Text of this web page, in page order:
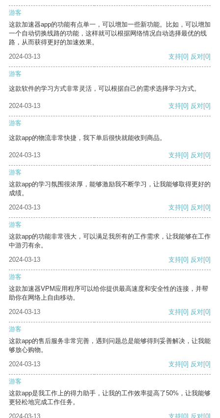
游客
这款加速器app的功能有点单一，可以增加一些新功能。比如，可以增加
一个自动切换线路的功能，这样就可以根据网络情况自动选择最优的线
路，从而获得更好的加速效果。
2024-03-13
支持[0] 反对[0]
游客
这款软件的学习方式非常灵活，可以根据自己的需求选择学习方式。
2024-03-13 支持[0] 反对[0]
游客
这款app的物流非常快捷，我下单后很快就能收到商品。
2024-03-13 支持[0] 反对[0]
游客
这款app的学习氛围很浓厚，能够激励我不断学习，让我能够取得更好的
成绩。
2024-03-13
支持[0] 反对[0]
游客
这款app的功能非常强大，可以满足我所有的工作需求，让我能够在工作
中游刃有余。
2024-03-13
支持[0] 反对[0]
游客
这款加速器VPM应用程序可以给你提供最高速度和安全性的连接，并帮
助你在网络上自由移动。
2024-03-13
支持[0] 反对[0]
游客
这款app的售后服务非常完善，遇到问题总是能够得到妥善解决，让我能
够放心购物。
2024-03-13
支持[0] 反对[0]
游客
这款app是我工作上的得力助手，让我的工作效率提高了50%，让我能够
更轻松地完成工作任务。
2024-03-13
支持[0] 反对[0]